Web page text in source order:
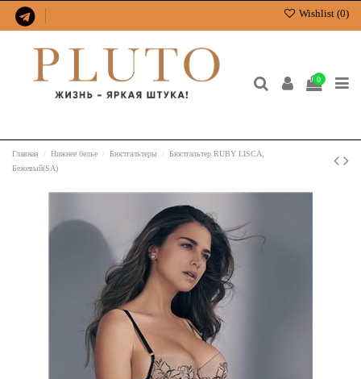
Wishlist (0)
0
Главная Нижнее белье Бюстгальтеры
Бюстгальтер RUBY LISCA,
Бежевый(SA)